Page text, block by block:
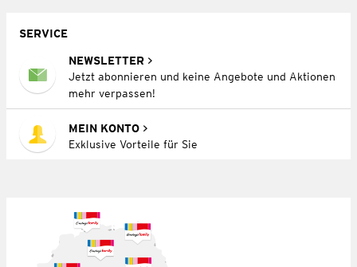
SERVICE
NEWSLETTER
Jetzt abonnieren und keine Angebote und Aktionen
mehr verpassen!
MEIN KONTO
Exklusive Vorteile für Sie